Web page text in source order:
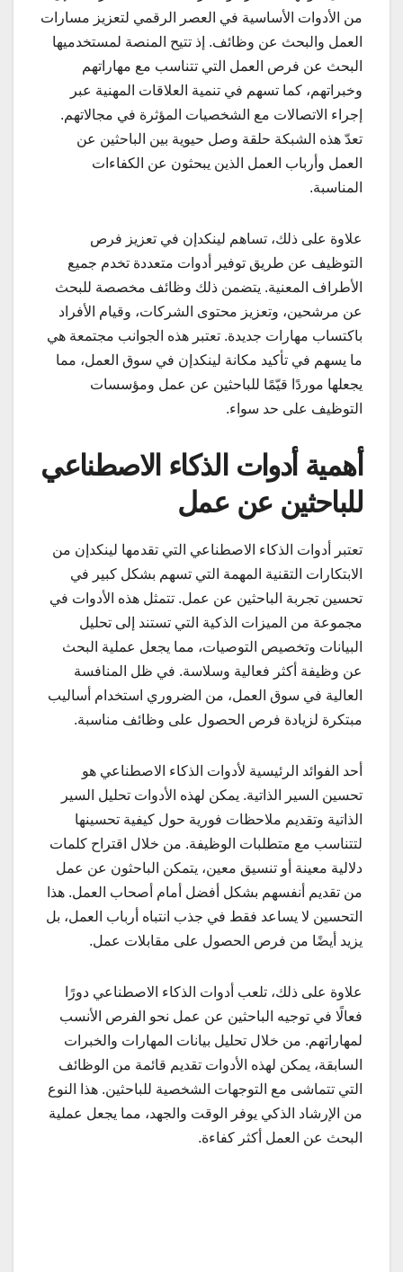
من الأدوات الأساسية في العصر الرقمي لتعزيز مسارات
العمل والبحث عن وظائف. إذ تتيح المنصة لمستخدميها
البحث عن فرص العمل التي تتناسب مع مهاراتهم
وخبراتهم، كما تسهم في تنمية العلاقات المهنية عبر
إجراء الاتصالات مع الشخصيات المؤثرة في مجالاتهم.
تعدّ هذه الشبكة حلقة وصل حيوية بين الباحثين عن
العمل وأرباب العمل الذين يبحثون عن الكفاءات
المناسبة.
علاوة على ذلك، تساهم لينكدإن في تعزيز فرص
التوظيف عن طريق توفير أدوات متعددة تخدم جميع
الأطراف المعنية. يتضمن ذلك وظائف مخصصة للبحث
عن مرشحين، وتعزيز محتوى الشركات، وقيام الأفراد
باكتساب مهارات جديدة. تعتبر هذه الجوانب مجتمعة هي
ما يسهم في تأكيد مكانة لينكدإن في سوق العمل، مما
يجعلها موردًا قيّمًا للباحثين عن عمل ومؤسسات
التوظيف على حد سواء.
أهمية أدوات الذكاء الاصطناعي
للباحثين عن عمل
تعتبر أدوات الذكاء الاصطناعي التي تقدمها لينكدإن من
الابتكارات التقنية المهمة التي تسهم بشكل كبير في
تحسين تجربة الباحثين عن عمل. تتمثل هذه الأدوات في
مجموعة من الميزات الذكية التي تستند إلى تحليل
البيانات وتخصيص التوصيات، مما يجعل عملية البحث
عن وظيفة أكثر فعالية وسلاسة. في ظل المنافسة
العالية في سوق العمل، من الضروري استخدام أساليب
مبتكرة لزيادة فرص الحصول على وظائف مناسبة.
أحد الفوائد الرئيسية لأدوات الذكاء الاصطناعي هو
تحسين السير الذاتية. يمكن لهذه الأدوات تحليل السير
الذاتية وتقديم ملاحظات فورية حول كيفية تحسينها
لتتناسب مع متطلبات الوظيفة. من خلال اقتراح كلمات
دلالية معينة أو تنسيق معين، يتمكن الباحثون عن عمل
من تقديم أنفسهم بشكل أفضل أمام أصحاب العمل. هذا
التحسين لا يساعد فقط في جذب انتباه أرباب العمل، بل
يزيد أيضًا من فرص الحصول على مقابلات عمل.
علاوة على ذلك، تلعب أدوات الذكاء الاصطناعي دورًا
فعالًا في توجيه الباحثين عن عمل نحو الفرص الأنسب
لمهاراتهم. من خلال تحليل بيانات المهارات والخبرات
السابقة، يمكن لهذه الأدوات تقديم قائمة من الوظائف
التي تتماشى مع التوجهات الشخصية للباحثين. هذا النوع
من الإرشاد الذكي يوفر الوقت والجهد، مما يجعل عملية
البحث عن العمل أكثر كفاءة.